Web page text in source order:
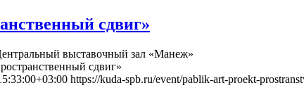
сдвиг»
выставочный зал «Манеж»
сдвиг»
https://kuda-spb.ru/event/pablik-art-proekt-